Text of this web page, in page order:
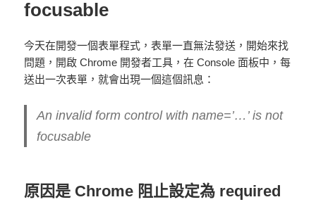
focusable
今天在開發一個表單程式，表單一直無法發送，開始來找
問題，開啟 Chrome 開發者工具，在 Console 面板中，每
送出一次表單，就會出現一個這個訊息：
An invalid form control with name=’…’ is not
focusable
原因是 Chrome 阻止設定為 required